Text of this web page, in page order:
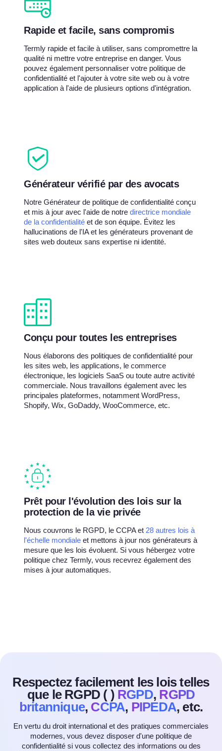
Rapide et facile, sans compromis
Termly rapide et facile à utiliser, sans compromettre la
qualité ni mettre votre entreprise en danger. Vous
pouvez également personnaliser votre politique de
confidentialité et l'ajouter à votre site web ou à votre
application à l'aide de plusieurs options d'intégration.
Générateur vérifié par des avocats
Notre Générateur de politique de confidentialité conçu
et mis à jour avec l'aide de notre directrice mondiale
de la confidentialité et de son équipe. Évitez les
hallucinations de l'IA et les générateurs provenant de
sites web douteux sans expertise ni identité.
Conçu pour toutes les entreprises
Nous élaborons des politiques de confidentialité pour
les sites web, les applications, le commerce
électronique, les logiciels SaaS ou toute autre activité
commerciale. Nous travaillons également avec les
principales plateformes, notamment WordPress,
Shopify, Wix, GoDaddy, WooCommerce, etc.
Prêt pour l'évolution des lois sur la
protection de la vie privée
Nous couvrons le RGPD, le CCPA et 28 autres lois à
l'échelle mondiale et mettons à jour nos générateurs à
mesure que les lois évoluent. Si vous hébergez votre
politique chez Termly, vous recevrez également des
mises à jour automatiques.
Respectez facilement les lois telles
que le RGPD ( ) RGPD, RGPD
britannique, CCPA, PIPEDA, etc.
En vertu du droit international et des pratiques commerciales
modernes, vous devez disposer d'une politique de
confidentialité si vous collectez des informations ou des